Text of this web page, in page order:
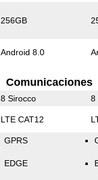
256GB
Android 8.0
Comunicaciones
8 Sirocco 8
LTE CAT12
GPRS
EDGE